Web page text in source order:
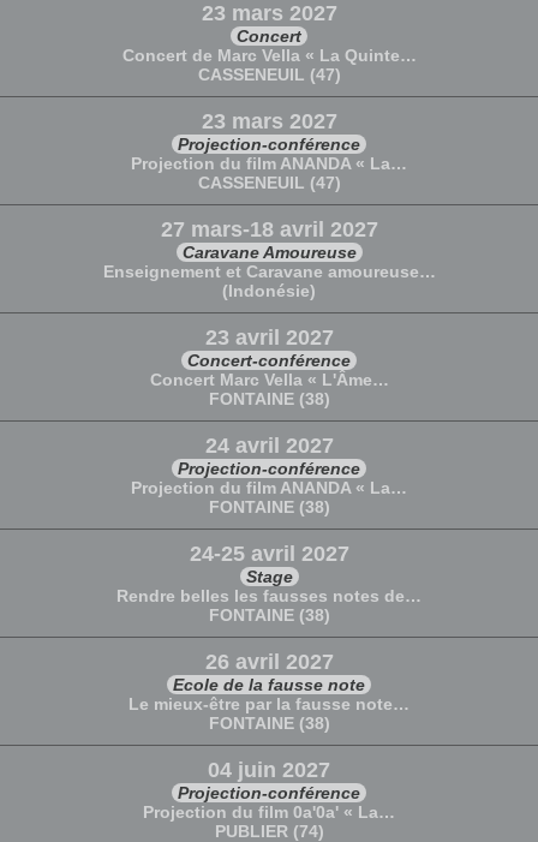
23 mars 2027
Concert
Concert de Marc Vella « La Quinte…
CASSENEUIL (47)
23 mars 2027
Projection-conférence
Projection du film ANANDA « La…
CASSENEUIL (47)
27 mars-18 avril 2027
Caravane Amoureuse
Enseignement et Caravane amoureuse…
(Indonésie)
23 avril 2027
Concert-conférence
Concert Marc Vella « L'Âme…
FONTAINE (38)
24 avril 2027
Projection-conférence
Projection du film ANANDA « La…
FONTAINE (38)
24-25 avril 2027
Stage
Rendre belles les fausses notes de…
FONTAINE (38)
26 avril 2027
Ecole de la fausse note
Le mieux-être par la fausse note…
FONTAINE (38)
04 juin 2027
Projection-conférence
Projection du film 0a'0a' « La…
PUBLIER (74)